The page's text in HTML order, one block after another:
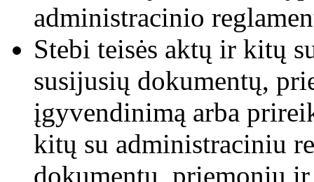
administracinio
Stebi teisės aktų ir kitų
susijusių dokumentų,
įgyvendinimą arba
kitų su administraciniu
dokumentų, priemonių